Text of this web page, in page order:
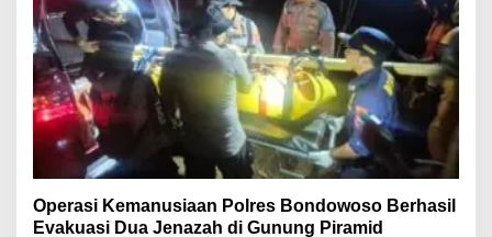
Operasi Kemanusiaan Polres Bondowoso Berhasil
Evakuasi Dua Jenazah di Gunung Piramid